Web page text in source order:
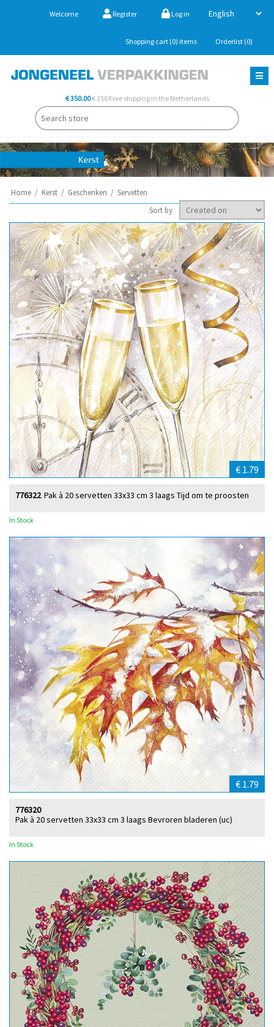
Welcome Register Log in
Shopping cart (0) items Orderlist (0)
€ 350.00€ 350 Free shipping in the Netherlands
Home / Kerst / Geschenken / Servetten
Sort by
€ 1.79
Pak à 20 servetten 33x33 cm 3 laags Tijd om te proosten
776322
In Stock
€ 1.79
Pak à 20 servetten 33x33 cm 3 laags Bevroren bladeren (uc)
776320
In Stock